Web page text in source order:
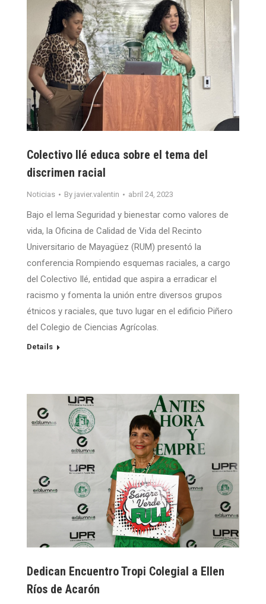
Colectivo Ilé educa sobre el tema del
discrimen racial
Noticias By javier.valentin abril 24, 2023
Bajo el lema Seguridad y bienestar como valores de
vida, la Oficina de Calidad de Vida del Recinto
Universitario de Mayagüez (RUM) presentó la
conferencia Rompiendo esquemas raciales, a cargo
del Colectivo Ilé, entidad que aspira a erradicar el
racismo y fomenta la unión entre diversos grupos
étnicos y raciales, que tuvo lugar en el edificio Piñero
del Colegio de Ciencias Agrícolas.
Details
Dedican Encuentro Tropi Colegial a Ellen
Ríos de Acarón